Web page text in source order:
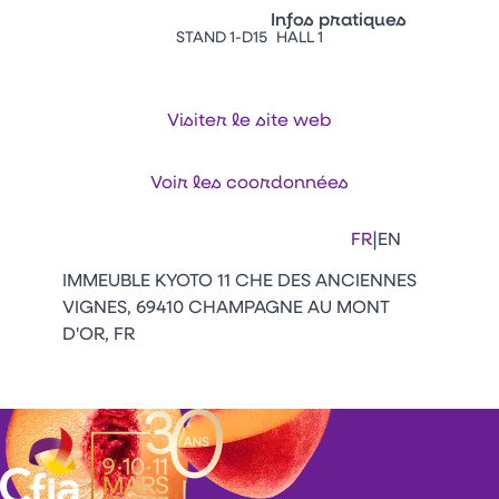
Vitrine Innovations
Emballages
Infos pratiques
Facebook
FR|EN
STAND 1-D15 HALL 1
Visiter le site web
Voir les coordonnées
IMMEUBLE KYOTO 11 CHE DES ANCIENNES
VIGNES, 69410 CHAMPAGNE AU MONT
D'OR, FR